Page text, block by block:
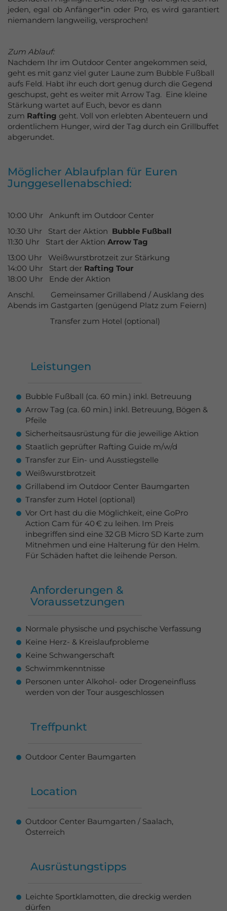
Azubi-Events
jeden, egal ob Anfänger*in oder Pro, es wird garantiert
niemandem langweilig, versprochen!
Zum Ablauf:
Nachdem Ihr im Outdoor Center angekommen seid,
geht es mit ganz viel guter Laune zum Bubble Fußball
aufs Feld. Habt ihr euch dort genug durch die Gegend
geschupst, geht es weiter mit Arrow Tag. Eine kleine
Stärkung wartet auf Euch, bevor es dann
zum Rafting geht. Voll von erlebten Abenteuern und
ordentlichem Hunger, wird der Tag durch ein Grillbuffet
abgerundet.
Möglicher Ablaufplan für Euren
Junggesellenabschied:
10:00 Uhr Ankunft im Outdoor Center
10:30 Uhr Start der Aktion Bubble Fußball
11:30 Uhr
Start der Aktion Arrow Tag
13:00 Uhr Weißwurstbrotzeit zur Stärkung
14:00 Uhr Start der Rafting Tour
18:00 Uhr Ende der Aktion
Anschl. Gemeinsamer Grillabend / Ausklang des
Abends im Gastgarten (genügend Platz zum Feiern)
Transfer zum Hotel (optional)
Leistungen
Bubble Fußball (ca. 60 min.) inkl. Betreuung
Arrow Tag (ca. 60 min.) inkl. Betreuung, Bögen &
Pfeile
Sicherheitsausrüstung für die jeweilige Aktion
Staatlich geprüfter Rafting Guide m/w/d
Transfer zur Ein- und Ausstiegstelle
Weißwurstbrotzeit
Grillabend im Outdoor Center Baumgarten
Transfer zum Hotel (optional)
Vor Ort hast du die Möglichkeit, eine GoPro
Action Cam für 40 € zu leihen. Im Preis
inbegriffen sind eine 32 GB Micro SD Karte zum
Mitnehmen und eine Halterung für den Helm.
Für Schäden haftet die leihende Person.
Anforderungen &
Voraussetzungen
Normale physische und psychische Verfassung
Keine Herz- & Kreislaufprobleme
Keine Schwangerschaft
Schwimmkenntnisse
Personen unter Alkohol- oder Drogeneinfluss
werden von der Tour ausgeschlossen
Treffpunkt
Outdoor Center Baumgarten
Location
Outdoor Center Baumgarten / Saalach,
Österreich
Ausrüstungstipps
Leichte Sportklamotten, die dreckig werden
dürfen